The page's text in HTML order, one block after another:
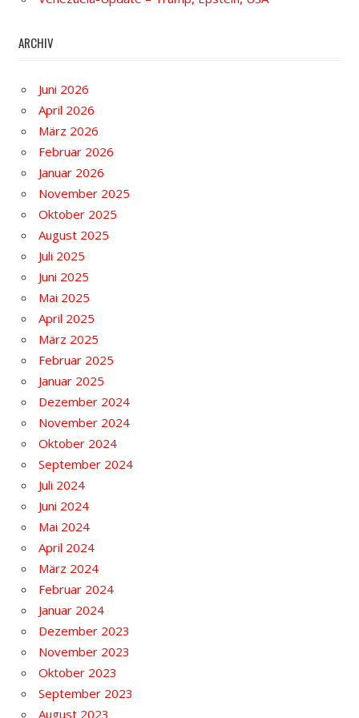
ARCHIV
Juni 2026
April 2026
März 2026
Februar 2026
Januar 2026
November 2025
Oktober 2025
August 2025
Juli 2025
Juni 2025
Mai 2025
April 2025
März 2025
Februar 2025
Januar 2025
Dezember 2024
November 2024
Oktober 2024
September 2024
Juli 2024
Juni 2024
Mai 2024
April 2024
März 2024
Februar 2024
Januar 2024
Dezember 2023
November 2023
Oktober 2023
September 2023
August 2023